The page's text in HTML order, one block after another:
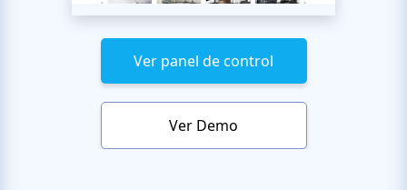
Ver panel de control
Ver Demo